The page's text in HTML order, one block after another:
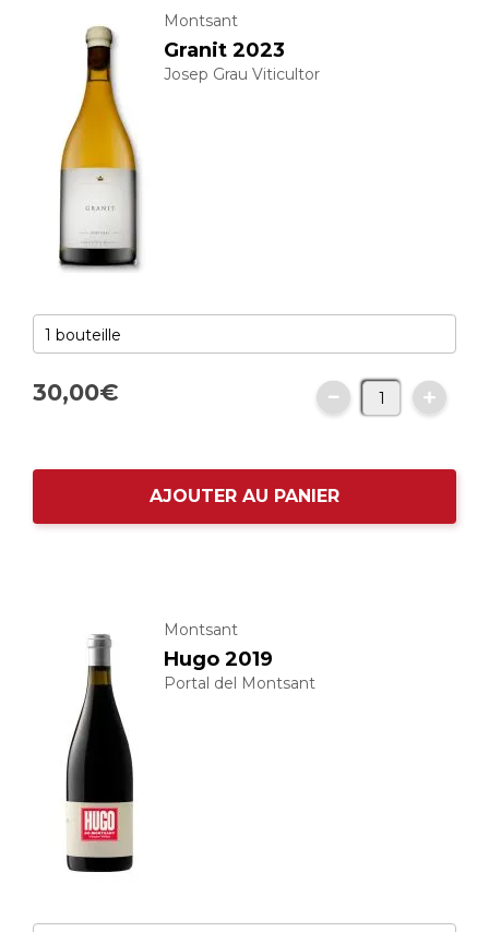
Montsant
Granit 2023
Josep Grau Viticultor
30,00€
AJOUTER AU PANIER
Montsant
Hugo 2019
Portal del Montsant